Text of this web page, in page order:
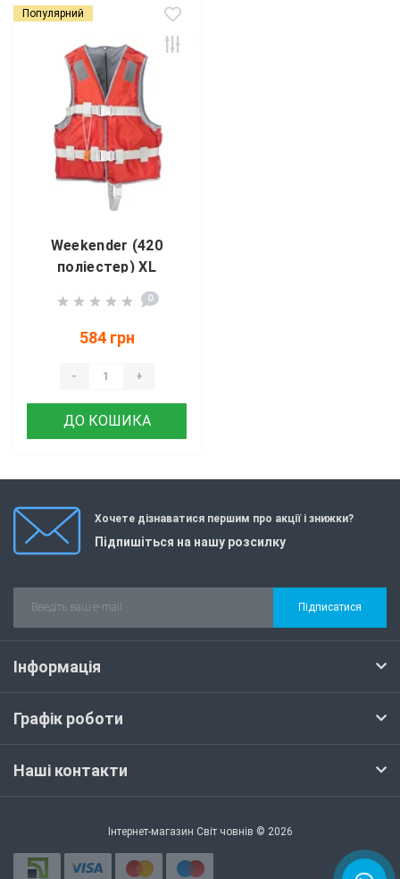
Популярний
Weekender (420
поліестер) XL
червоний YW1218
0
584 грн
- +
ДО КОШИКА
Хочете дізнаватися першим про акції і знижки?
Підпишіться на нашу розсилку
Підписатися
Інформація
Графік роботи
Наші контакти
Інтернет-магазин Світ човнів © 2026